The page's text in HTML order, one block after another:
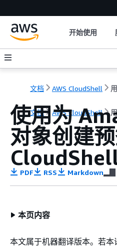
开始使用
文档 AWS CloudShell
文档 AWS CloudShell
使用为
对象创建
PDF RSS Markdown
本页内容
本文属于机器翻译版本。若